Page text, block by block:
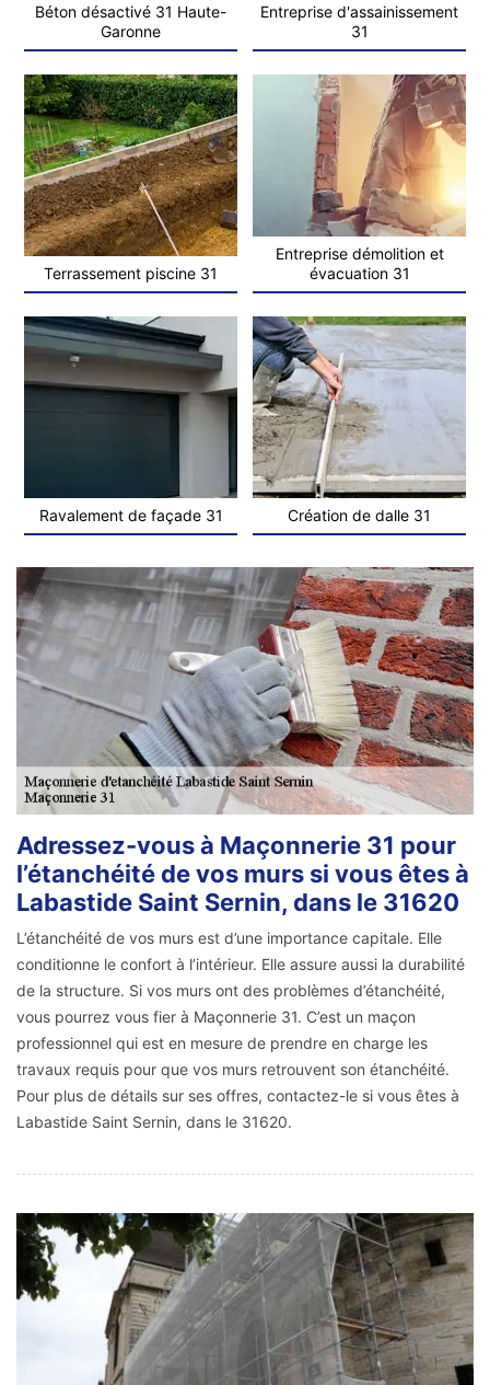
Béton désactivé 31 Haute-
Garonne
Entreprise d'assainissement
31
Terrassement piscine 31
Entreprise démolition et
évacuation 31
Ravalement de façade 31 Création de dalle 31
Adressez-vous à Maçonnerie 31 pour
l’étanchéité de vos murs si vous êtes à
Labastide Saint Sernin, dans le 31620
L’étanchéité de vos murs est d’une importance capitale. Elle
conditionne le confort à l’intérieur. Elle assure aussi la durabilité
de la structure. Si vos murs ont des problèmes d’étanchéité,
vous pourrez vous fier à Maçonnerie 31. C’est un maçon
professionnel qui est en mesure de prendre en charge les
travaux requis pour que vos murs retrouvent son étanchéité.
Pour plus de détails sur ses offres, contactez-le si vous êtes à
Labastide Saint Sernin, dans le 31620.